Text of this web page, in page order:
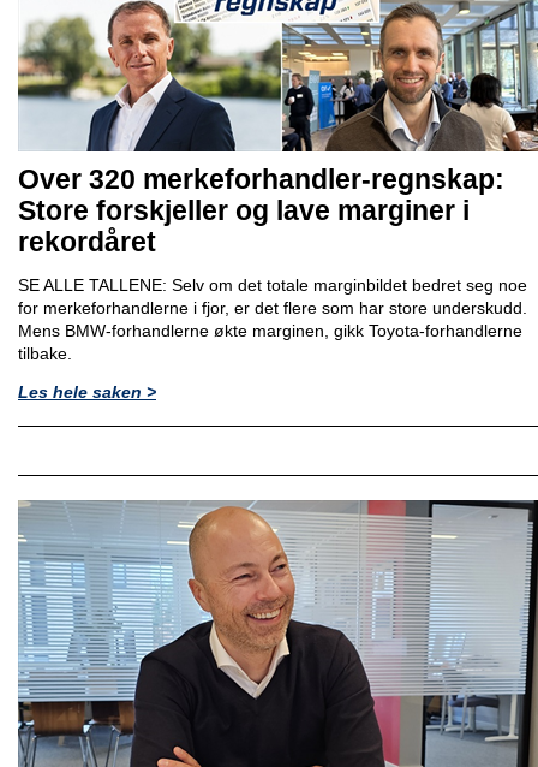
Over 320 merkeforhandler-regnskap:
Store forskjeller og lave marginer i
rekordåret
SE ALLE TALLENE: Selv om det totale marginbildet bedret seg noe
for merkeforhandlerne i fjor, er det flere som har store underskudd.
Mens BMW-forhandlerne økte marginen, gikk Toyota-forhandlerne
tilbake.
Les hele saken >